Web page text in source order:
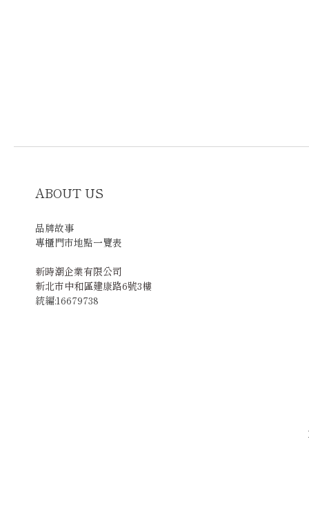
ABOUT US
品牌故事
專櫃門市地點一覽表
新時潮企業有限公司
新北市中和區建康路6號3樓
統編:16679738